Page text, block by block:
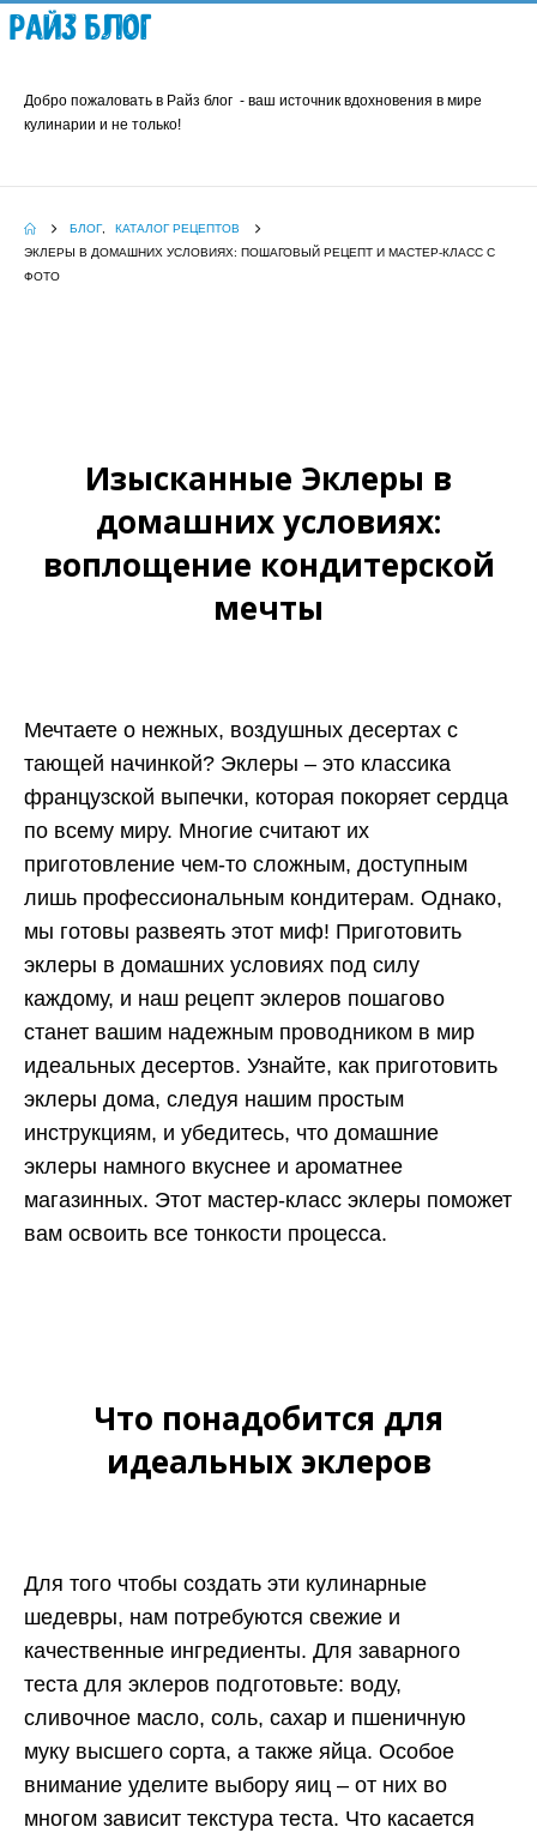
Райз Блог
Добро пожаловать в Райз блог - ваш источник вдохновения в мире
кулинарии и не только!
БЛОГ,
КАТАЛОГ РЕЦЕПТОВ
ЭКЛЕРЫ В ДОМАШНИХ УСЛОВИЯХ: ПОШАГОВЫЙ РЕЦЕПТ И МАСТЕР-КЛАСС С
ФОТО
Изысканные Эклеры в
домашних условиях:
воплощение кондитерской
мечты
Мечтаете о нежных, воздушных десертах с
тающей начинкой? Эклеры – это классика
французской выпечки, которая покоряет сердца
по всему миру. Многие считают их
приготовление чем-то сложным, доступным
лишь профессиональным кондитерам. Однако,
мы готовы развеять этот миф! Приготовить
эклеры в домашних условиях под силу
каждому, и наш рецепт эклеров пошагово
станет вашим надежным проводником в мир
идеальных десертов. Узнайте, как приготовить
эклеры дома, следуя нашим простым
инструкциям, и убедитесь, что домашние
эклеры намного вкуснее и ароматнее
магазинных. Этот мастер-класс эклеры поможет
вам освоить все тонкости процесса.
Что понадобится для
идеальных эклеров
Для того чтобы создать эти кулинарные
шедевры, нам потребуются свежие и
качественные ингредиенты. Для заварного
теста для эклеров подготовьте: воду,
сливочное масло, соль, сахар и пшеничную
муку высшего сорта, а также яйца. Особое
внимание уделите выбору яиц – от них во
многом зависит текстура теста. Что касается